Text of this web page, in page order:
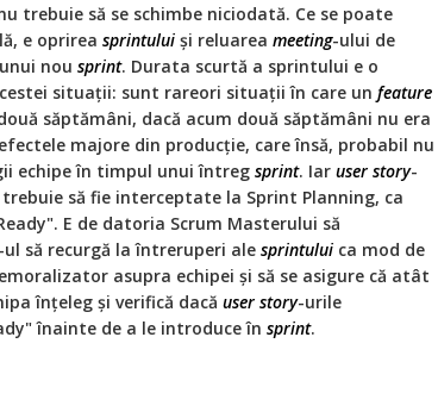
trebuie să se schimbe niciodată. Ce se poate
e oprirea sprintului și reluarea meeting-ului de
nou sprint. Durata scurtă a sprintului e o
situații: sunt rareori situații în care un feature
săptămâni, dacă acum două săptămâni nu era
majore din producție, care însă, probabil nu
echipe în timpul unui întreg sprint. Iar user story-
să fie interceptate la Sprint Planning, ca
E de datoria Scrum Masterului să
să recurgă la întreruperi ale sprintului ca mod de
asupra echipei și să se asigure că atât
înțeleg și verifică dacă user story-urile
înainte de a le introduce în sprint.